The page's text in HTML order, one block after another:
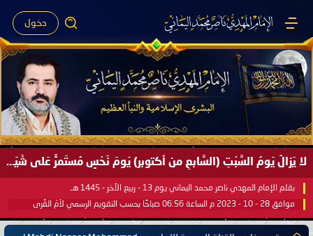
دخول
لا يَزالُ يَومُ السَّبْتِ (السَّابعِ من أكتوبر) يَومَ نَحْسٍ مُستَمرٍّ عَلى شَيَاطِينِ البَشَرِ بإذن الله الوَاحدِ القَهَّار ..
بقلم الإمام المهدي ناصر محمد اليماني يوم 13 - ربيع الآخر - 1445 هـ
موافق 28 - 10 - 2023 م الساعة 06:56 صباحًا بحسب التقويم الرسمي لأمّ القُرى